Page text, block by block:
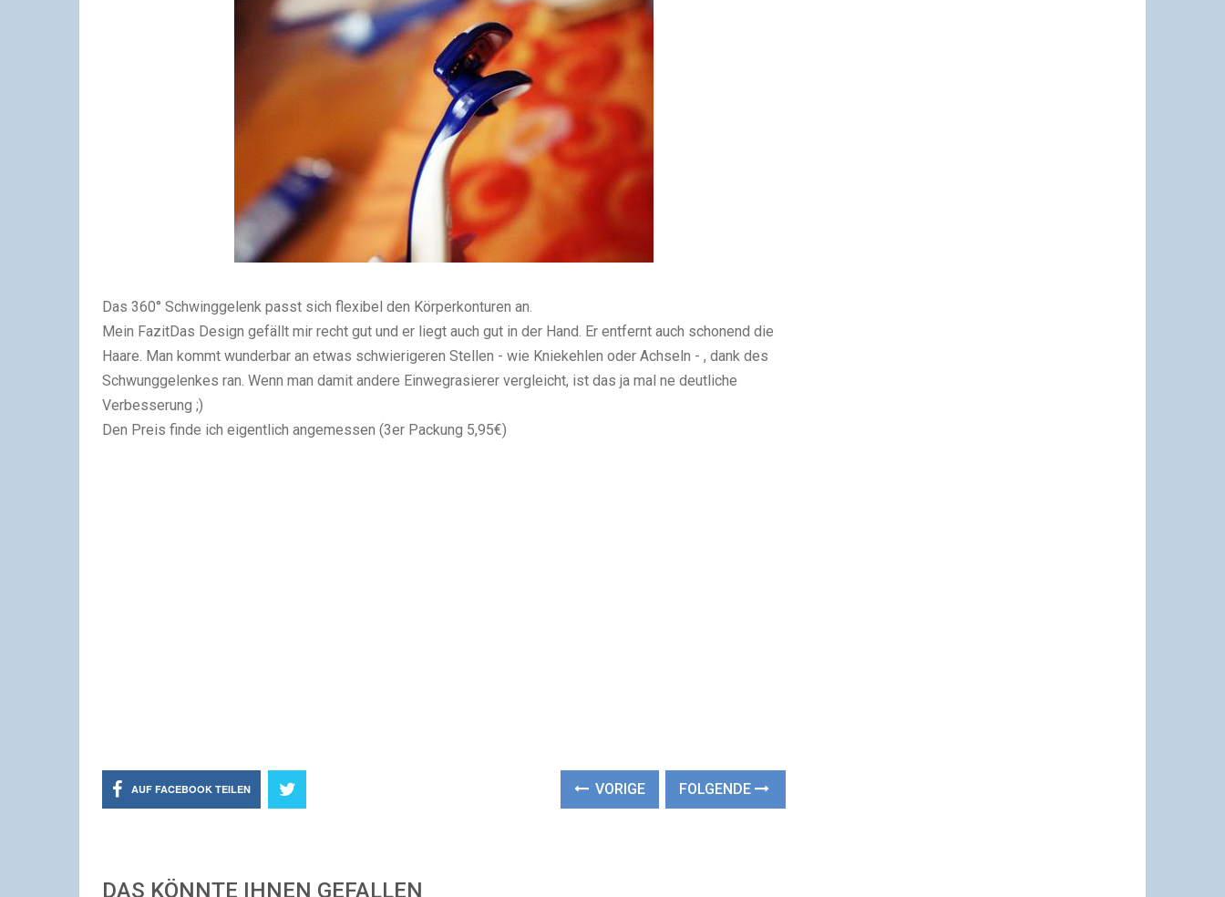
Das 360° Schwinggelenk passt sich flexibel den Körperkonturen an.
Mein FazitDas Design gefällt mir recht gut und er liegt auch gut in der Hand. Er entfernt auch schonend die
Haare. Man kommt wunderbar an etwas schwierigeren Stellen - wie Kniekehlen oder Achseln - , dank des
Schwunggelenkes ran. Wenn man damit andere Einwegrasierer vergleicht, ist das ja mal ne deutliche
Verbesserung ;)
Den Preis finde ich eigentlich angemessen (3er Packung 5,95€)
AUF FACEBOOK TEILEN VORIGE FOLGENDE
DAS KÖNNTE IHNEN GEFALLEN